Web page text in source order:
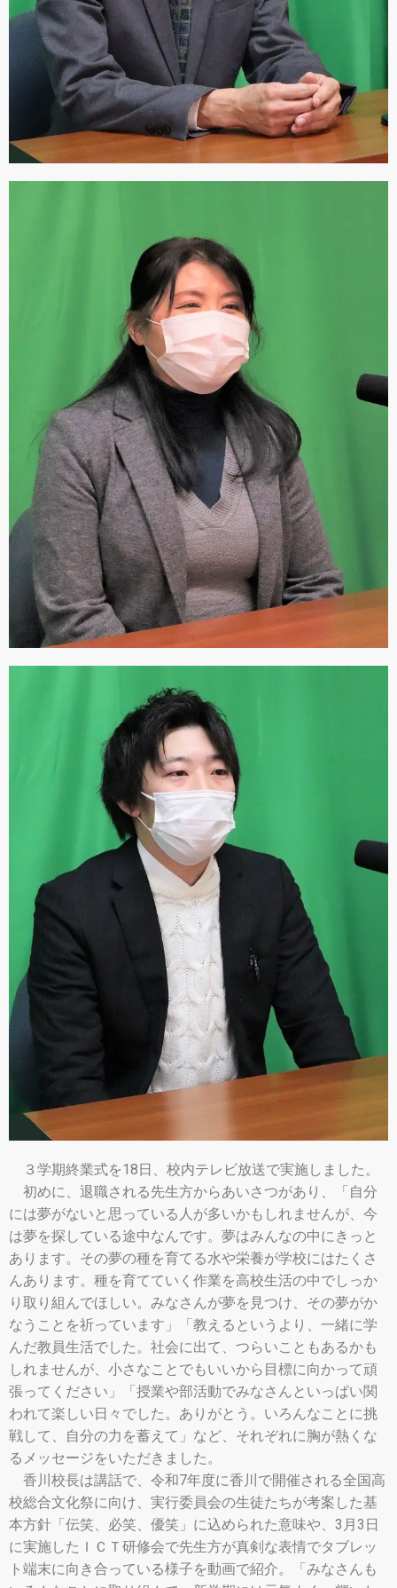
３学期終業式を18日、校内テレビ放送で実施しました。
初めに、退職される先生方からあいさつがあり、「自分
には夢がないと思っている人が多いかもしれませんが、今
は夢を探している途中なんです。夢はみんなの中にきっと
あります。その夢の種を育てる水や栄養が学校にはたくさ
んあります。種を育てていく作業を高校生活の中でしっか
り取り組んでほしい。みなさんが夢を見つけ、その夢がか
なうことを祈っています」「教えるというより、一緒に学
んだ教員生活でした。社会に出て、つらいこともあるかも
しれませんが、小さなことでもいいから目標に向かって頑
張ってください」「授業や部活動でみなさんといっぱい関
われて楽しい日々でした。ありがとう。いろんなことに挑
戦して、自分の力を蓄えて」など、それぞれに胸が熱くな
るメッセージをいただきました。
香川校長は講話で、令和7年度に香川で開催される全国高
校総合文化祭に向け、実行委員会の生徒たちが考案した基
本方針「伝笑、必笑、優笑」に込められた意味や、3月3日
に実施したＩＣＴ研修会で先生方が真剣な表情でタブレッ
ト端末に向き合っている様子を動画で紹介。「みなさんも